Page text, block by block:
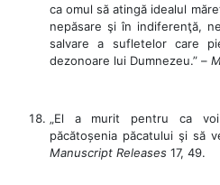
ca omul să atingă idealul
nepăsare şi în indiferenţă,
salvare a sufletelor care
dezonoare lui Dumnezeu.” –
„El a murit pentru ca
păcătoșenia păcatului şi să
Manuscript Releases 17, 49.